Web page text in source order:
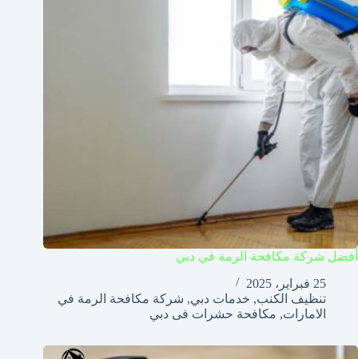
أفضل شركة مكافحة الرمة في دبي
25 فبراير، 2025
تنظيف الكنب, خدمات دبي, شركة مكافحة الرمة في
الامارات, مكافحة حشرات فى دبي